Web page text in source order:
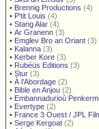
• Brennig Productions (4)
• P'tit Louis (4)
• Stang Alar (4)
• Ar Granenn (3)
• Emglev Bro an Oriant (3)
• Kalanna (3)
• Kerber Kore (3)
• Rubéüs Editions (3)
• Stur (3)
• À l'Abordage (2)
• Bible en Anjou (2)
• Embannadurioù
• Evertype (2)
• France 3 Ouest / JPL
• Serge Kergoat (2)